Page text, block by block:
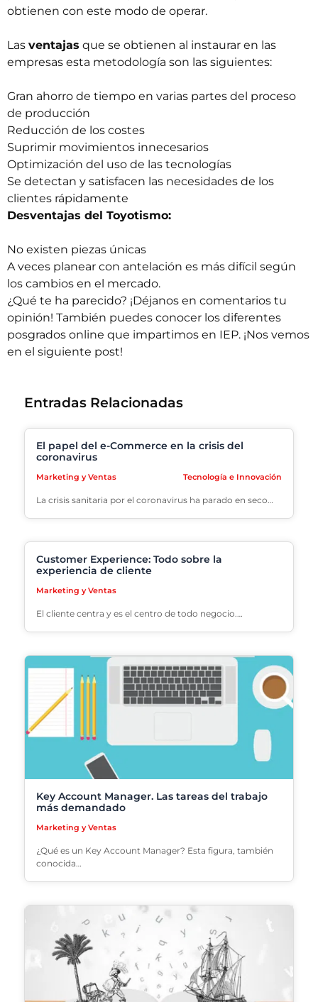
obtienen con este modo de operar.
Las ventajas que se obtienen al instaurar en las
empresas esta metodología son las siguientes:
Gran ahorro de tiempo en varias partes del proceso
de producción
Reducción de los costes
Suprimir movimientos innecesarios
Optimización del uso de las tecnologías
Se detectan y satisfacen las necesidades de los
clientes rápidamente
Desventajas del Toyotismo:
No existen piezas únicas
A veces planear con antelación es más difícil según
los cambios en el mercado.
¿Qué te ha parecido? ¡Déjanos en comentarios tu
opinión! También puedes conocer los diferentes
posgrados online que impartimos en IEP. ¡Nos vemos
en el siguiente post!
Entradas Relacionadas
El papel del e-Commerce en la crisis del
coronavirus
Marketing y Ventas Tecnología e Innovación
La crisis sanitaria por el coronavirus ha parado en seco…
Customer Experience: Todo sobre la
experiencia de cliente
Marketing y Ventas
El cliente centra y es el centro de todo negocio.…
Key Account Manager. Las tareas del trabajo
más demandado
Marketing y Ventas
¿Qué es un Key Account Manager? Esta figura, también
conocida…